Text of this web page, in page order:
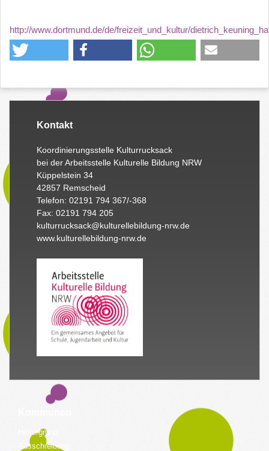
http://www.dortmund.de/de/freizeit_und_kultur/
Kontakt
Koordinierungsstelle Kulturrucksack
bei der Arbeitsstelle Kulturelle Bildung NRW
Küppelstein 34
42857 Remscheid
Telefon: 02191 794 367/-368
Fax: 02191 794 205
kulturrucksack@kulturellebildung-nrw.de
www.kulturellebildung-nrw.de
Hintergrund
Ausschreibung